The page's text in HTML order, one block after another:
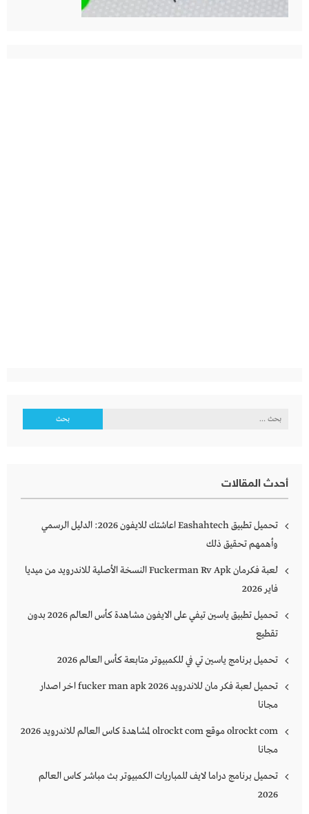
البحث
أحدث المقالات
تحميل تطبيق Eashahtech اعاشتك للايفون 2026: الدليل الرسمي
وأهمهم تحقيق ذلك
لعبة فكرمان Fuckerman Rv Apk النسخة الأصلية للاندرويد من ميديا
فاير 2026
تحميل تطبيق ياسين تيفي على الايفون مشاهدة كأس العالم 2026 بدون
تقطيع
تحميل برنامج ياسين تي في للكمبيوتر متابعة كأس العالم 2026
تحميل لعبة فكر مان للاندرويد 2026 fucker man apk اخر اصدار
مجانا
olrockt com موقع olrockt com لمشاهدة كاس العالم للاندرويد 2026
مجانا
تحميل برنامج دراما لايف للمباريات الكمبيوتر بث مباشر كاس العالم
2026